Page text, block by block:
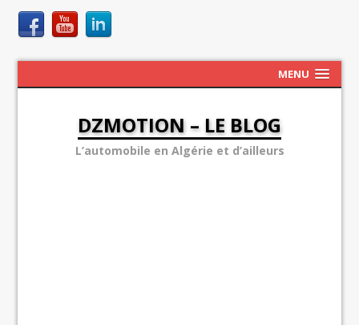
MENU
DZMOTION – LE BLOG
L’automobile en Algérie et d’ailleurs